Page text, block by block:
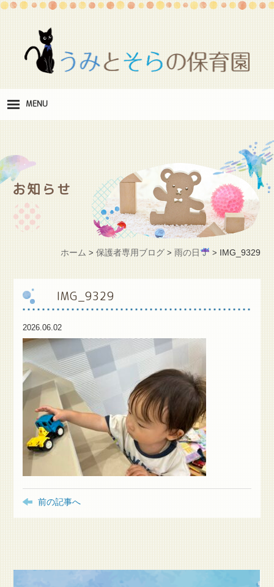
MENU
職
施 設紹介
護者様専用ブログ
お知らせ
ホーム > 保護者専用ブログ> 雨の日 > IMG_9329
IMG_9329
2026.06.02
前の記事へ